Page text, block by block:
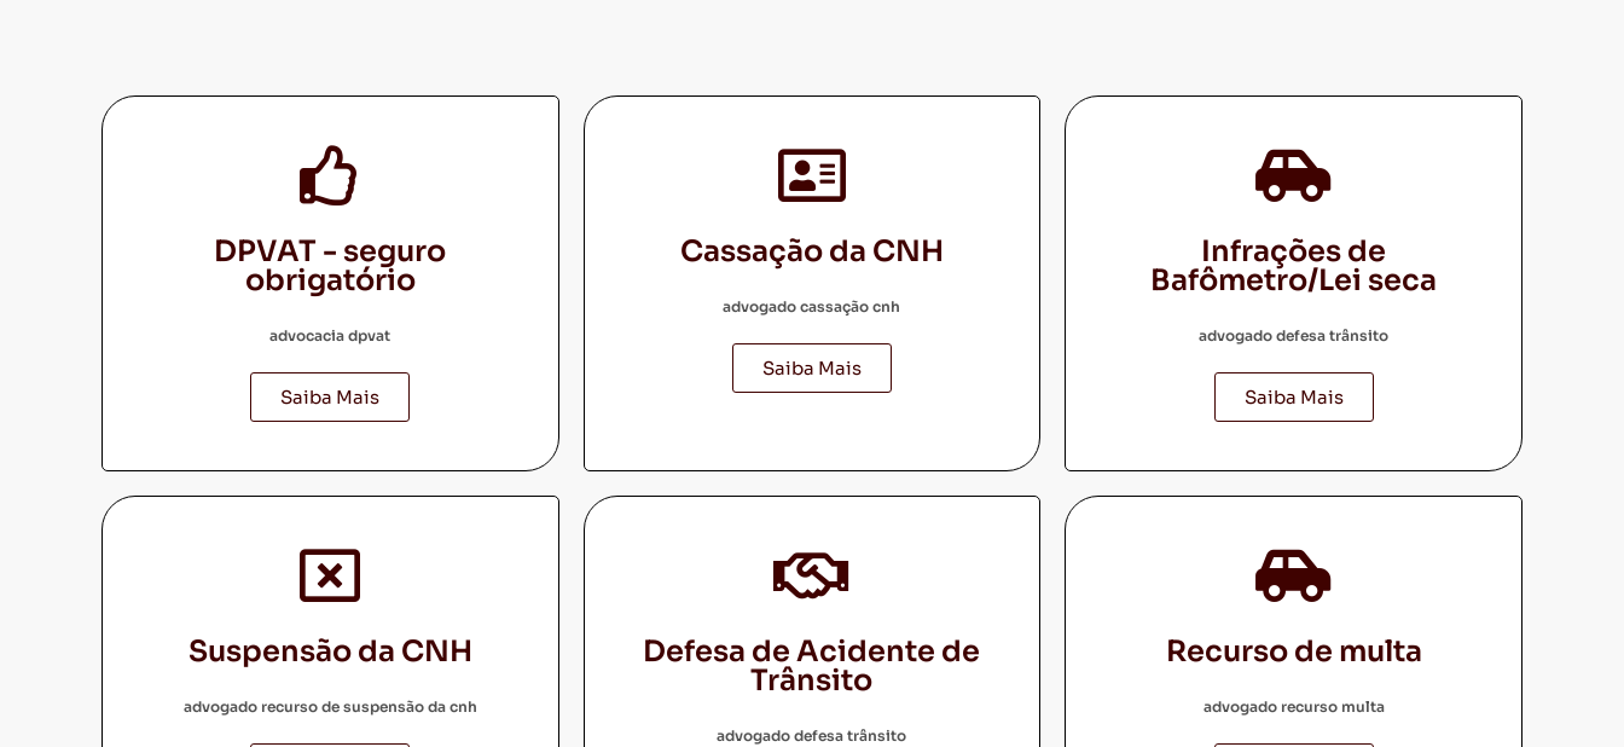
DPVAT - seguro
obrigatório
advocacia dpvat
Saiba Mais
Cassação da CNH
advogado cassação cnh
Saiba Mais
Infrações de
Bafômetro/Lei seca
advogado defesa trânsito
Saiba Mais
Suspensão da CNH
advogado recurso de suspensão da cnh
Defesa de Acidente de
Trânsito
advogado defesa trânsito
Recurso de multa
advogado recurso multa